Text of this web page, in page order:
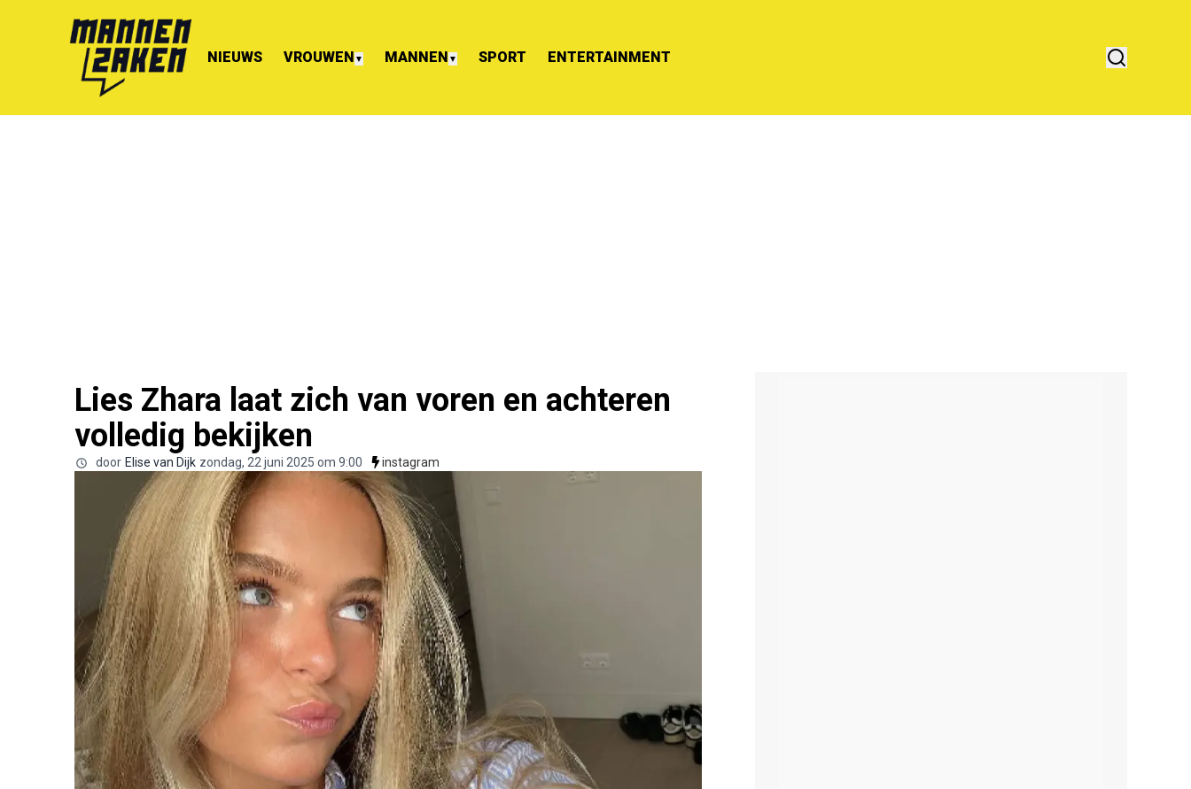
NIEUWS VROUWEN ▼ MANNEN ▼ SPORT ENTERTAINMENT
Lies Zhara laat zich van voren en achteren
volledig bekijken
door Elise van Dijk zondag, 22 juni 2025 om 9:00 instagram